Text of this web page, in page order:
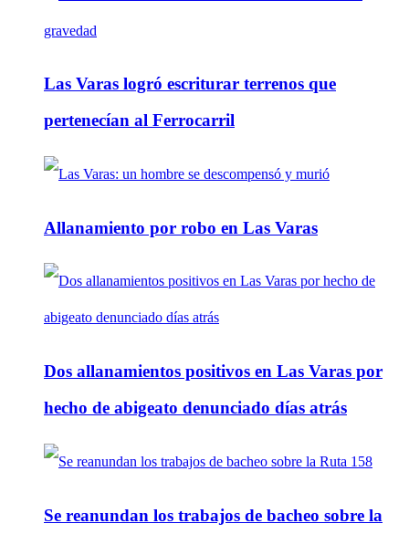
Las Varas logró escriturar terrenos que
pertenecían al Ferrocarril
Allanamiento por robo en Las Varas
Dos allanamientos positivos en Las Varas por
hecho de abigeato denunciado días atrás
Se reanundan los trabajos de bacheo sobre la